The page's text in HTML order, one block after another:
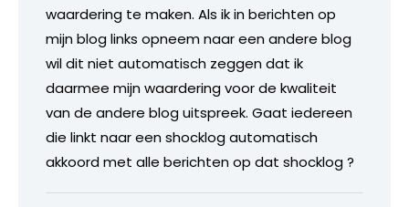
waardering te maken. Als ik in berichten op
mijn blog links opneem naar een andere blog
wil dit niet automatisch zeggen dat ik
daarmee mijn waardering voor de kwaliteit
van de andere blog uitspreek. Gaat iedereen
die linkt naar een shocklog automatisch
akkoord met alle berichten op dat shocklog ?